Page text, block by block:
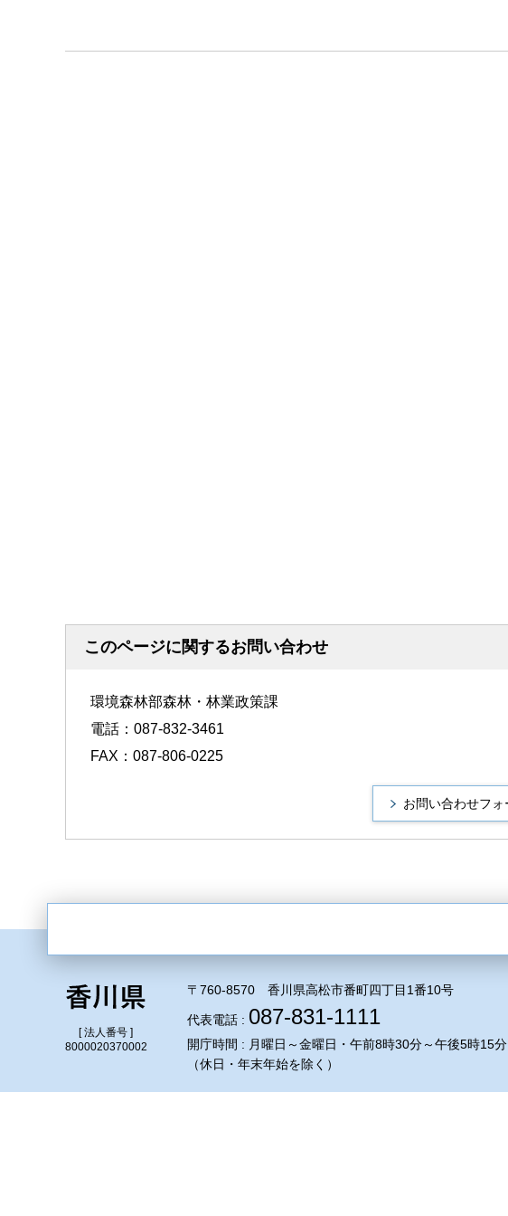
このページに関するお問い合わせ
環境森林部森林・林業政策課
電話：087-832-3461
FAX：087-806-0225
[ 法人番号 ]
8000020370002
〒760-8570 香川県高松市番町四丁目1番10号
代表電話 : 087-831-1111
開庁時間 : 月曜日～金曜日・午前8時30分～午後5時15分
（休日・年末年始を除く）